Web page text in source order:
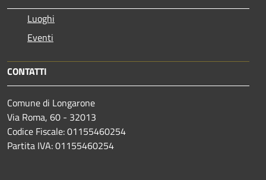
Luoghi
Eventi
CONTATTI
Comune di Longarone
Via Roma, 60 - 32013
Codice Fiscale: 01155460254
Partita IVA: 01155460254